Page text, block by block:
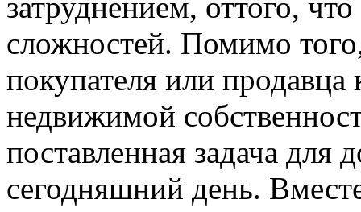
сложностей. Помимо
покупателя или продавца
недвижимой
поставленная задача для
сегодняшний день.